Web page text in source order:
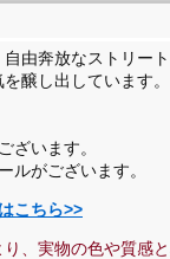
由奔放なストリー
醸し出しています
ざいます。
ルがございます。
こちら>>
、実物の色や質感